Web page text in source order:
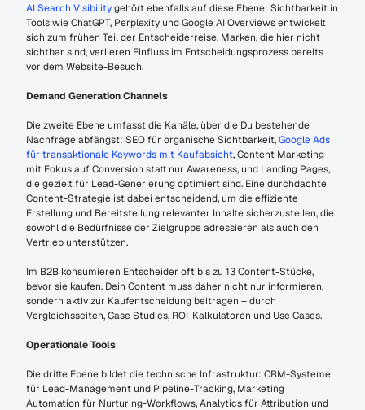
AI Search Visibility gehört ebenfalls auf diese Ebene: Sichtbarkeit in
Tools wie ChatGPT, Perplexity und Google AI Overviews entwickelt
sich zum frühen Teil der Entscheiderreise. Marken, die hier nicht
sichtbar sind, verlieren Einfluss im Entscheidungsprozess bereits
vor dem Website-Besuch.
Demand Generation Channels
Die zweite Ebene umfasst die Kanäle, über die Du bestehende
Nachfrage abfängst: SEO für organische Sichtbarkeit, Google Ads
für transaktionale Keywords mit Kaufabsicht, Content Marketing
mit Fokus auf Conversion statt nur Awareness, und Landing Pages,
die gezielt für Lead-Generierung optimiert sind. Eine durchdachte
Content-Strategie ist dabei entscheidend, um die effiziente
Erstellung und Bereitstellung relevanter Inhalte sicherzustellen, die
sowohl die Bedürfnisse der Zielgruppe adressieren als auch den
Vertrieb unterstützen.
Im B2B konsumieren Entscheider oft bis zu 13 Content-Stücke,
bevor sie kaufen. Dein Content muss daher nicht nur informieren,
sondern aktiv zur Kaufentscheidung beitragen – durch
Vergleichsseiten, Case Studies, ROI-Kalkulatoren und Use Cases.
Operationale Tools
Die dritte Ebene bildet die technische Infrastruktur: CRM-Systeme
für Lead-Management und Pipeline-Tracking, Marketing
Automation für Nurturing-Workflows, Analytics für Attribution und